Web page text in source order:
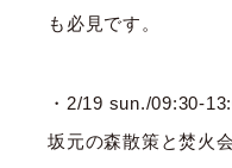
も必見です。
・2/19 sun./09:30-
坂元の森散策と焚火会